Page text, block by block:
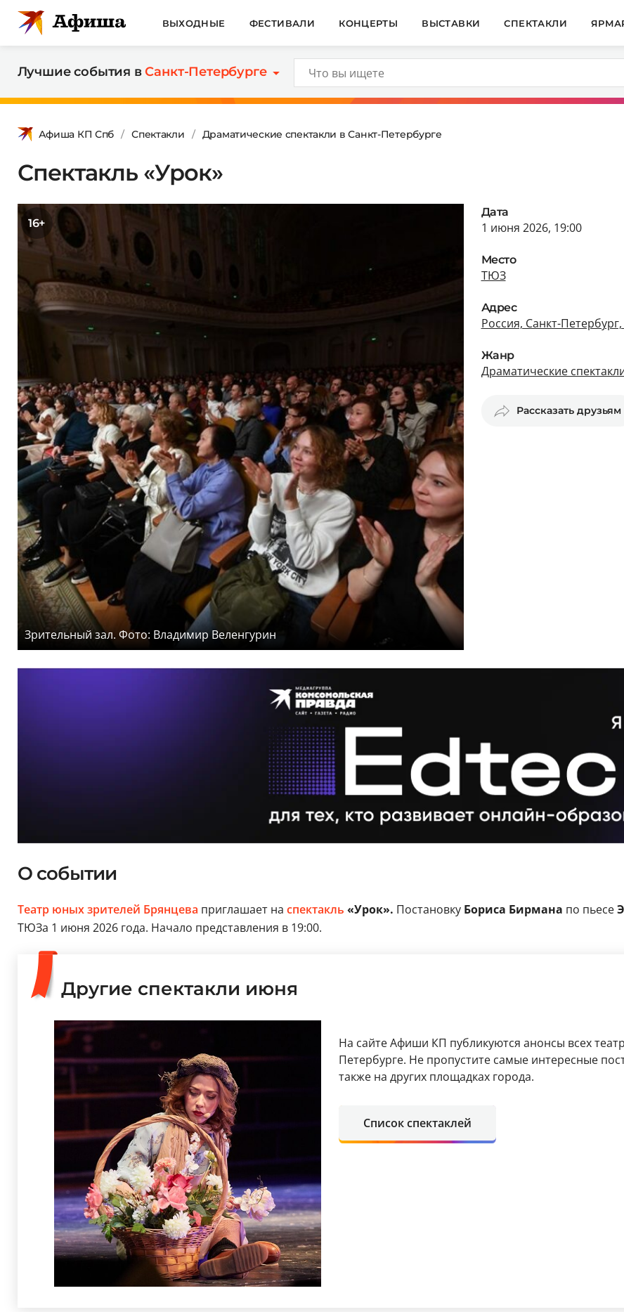
ВЫХОДНЫЕ ФЕСТИВАЛИ КОНЦЕРТЫ ВЫСТАВКИ СПЕКТАКЛИ
Лучшие события вСанкт-Петербурге
Афиша КП Спб Спектакли Драматические спектакли в Санкт-Петербурге
Спектакль «Урок»
16+
Зрительный зал. Фото: Владимир Веленгурин
Дата
1 июня 2026, 19:00
Место
ТЮЗ
Адрес
Россия, Санкт-
Жанр
Драматические
Рассказать друзьям
О событии
Театр юных зрителей Брянцева приглашает на спектакль «Урок». Постановку Бориса Бирмана по пьесе
ТЮЗа 1 июня 2026 года. Начало представления в 19:00.
Другие спектакли июня
На сайте Афиши КП публикуются анонсы всех
Петербурге. Не пропустите самые интересные
также на других площадках города.
Список спектаклей